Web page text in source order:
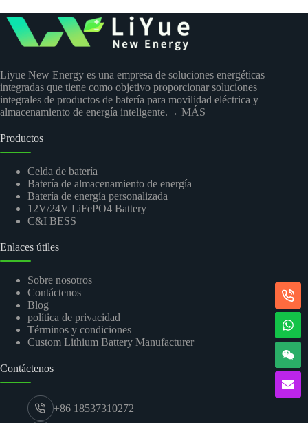
Liyue New Energy es una empresa de soluciones energéticas
integradas que tiene como objetivo proporcionar soluciones
integrales de productos de batería para movilidad eléctrica y
almacenamiento de energía inteligente. → MÁS
Productos
Celda de batería
Batería de almacenamiento de energía
Batería de energía personalizada
12V/24V LiFePO4 Battery
C&I BESS
Enlaces útiles
Sobre nosotros
Contáctenos
Blog
política de privacidad
Términos y condiciones
Custom Lithium Battery Manufacturer
Contáctenos
+86 18537310272